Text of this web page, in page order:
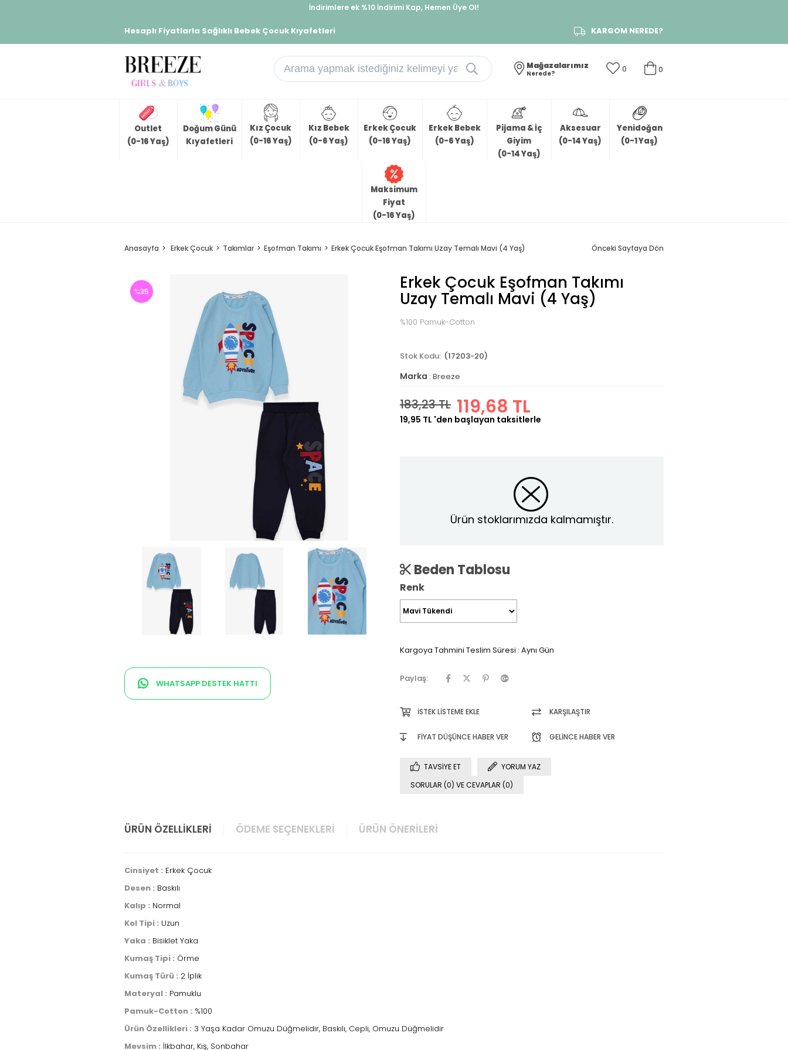
İndirimlere ek %10 İndirimi Kap, Hemen Üye Ol!
Hesaplı Fiyatlarla Sağlıklı Bebek Çocuk Kıyafetleri KARGOM NEREDE?
0
0
Mağazalarımız
Nerede?
Outlet
(0-16 Yaş)
Doğum Günü
Kıyafetleri
Kız Çocuk
(0-16 Yaş)
Kız Bebek
(0-6 Yaş)
Erkek Çocuk
(0-16 Yaş)
Erkek Bebek
(0-6 Yaş)
Pijama & İç
Giyim
(0-14 Yaş)
Aksesuar
(0-14 Yaş)
Yenidoğan
(0-1 Yaş)
Maksimum
Fiyat
(0-16 Yaş)
Anasayfa Erkek Çocuk Takımlar Eşofman Takımı Erkek Çocuk Eşofman Takımı Uzay Temalı Mavi (4 Yaş) Önceki Sayfaya Dön
%35
WHATSAPP DESTEK HATTI
Erkek Çocuk Eşofman Takımı
Uzay Temalı Mavi (4 Yaş)
%100 Pamuk-Cotton
(17203-20)
Marka : Breeze
183,23 TL 119,68 TL
19,95 TL 'den başlayan taksitlerle
Ürün stoklarımızda kalmamıştır.
Beden Tablosu
Renk
Kargoya Tahmini Teslim Süresi : Aynı Gün
Paylaş:
İSTEK LISTEME EKLE KARŞILAŞTIR
FIYAT DÜŞÜNCE HABER VER GELINCE HABER VER
TAVSIYE ET
YORUM YAZ
SORULAR (0) VE CEVAPLAR (0)
ÜRÜN ÖZELLIKLERI ÖDEME SEÇENEKLERI ÜRÜN ÖNERILERI
Cinsiyet : Erkek Çocuk
Desen : Baskılı
Kalıp : Normal
Kol Tipi : Uzun
Yaka : Bisiklet Yaka
Kumaş Tipi : Örme
Kumaş Türü : 2 İplik
Materyal : Pamuklu
Pamuk-Cotton : %100
Ürün Özellikleri : 3 Yaşa Kadar Omuzu Düğmelidir, Baskılı, Cepli, Omuzu Düğmelidir
Mevsim : İlkbahar, Kış, Sonbahar